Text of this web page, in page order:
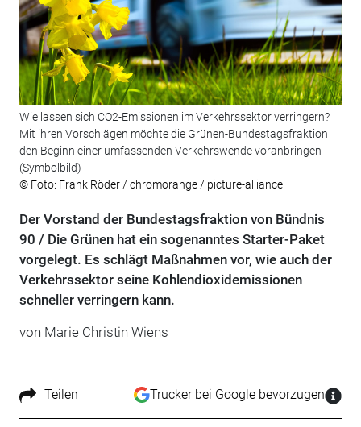
Wie lassen sich CO2-Emissionen im Verkehrssektor verringern?
Mit ihren Vorschlägen möchte die Grünen-Bundestagsfraktion
den Beginn einer umfassenden Verkehrswende voranbringen
(Symbolbild)
© Foto: Frank Röder / chromorange / picture-alliance
Der Vorstand der Bundestagsfraktion von Bündnis
90 / Die Grünen hat ein sogenanntes Starter-Paket
vorgelegt. Es schlägt Maßnahmen vor, wie auch der
Verkehrssektor seine Kohlendioxidemissionen
schneller verringern kann.
von Marie Christin Wiens
Teilen Trucker bei Google bevorzugen